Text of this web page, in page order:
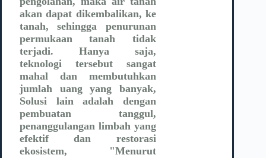
akan dapat dikembalikan, ke
tanah, sehingga penurunan
permukaan tanah tidak
terjadi. Hanya saja,
teknologi tersebut sangat
mahal dan membutuhkan
jumlah uang yang banyak,
Solusi lain adalah dengan
pembuatan tanggul,
penanggulangan limbah yang
efektif dan restorasi
ekosistem, "Menurut